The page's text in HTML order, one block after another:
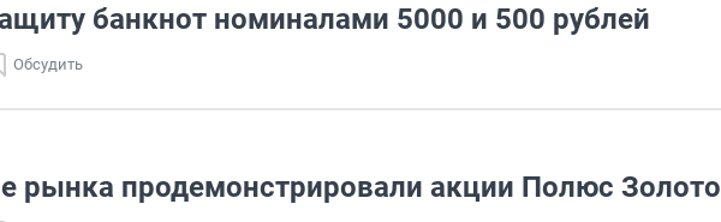
банкнот номиналами 5000 и 500 рублей
Обсудить
рынка продемонстрировали акции Полюс Золото